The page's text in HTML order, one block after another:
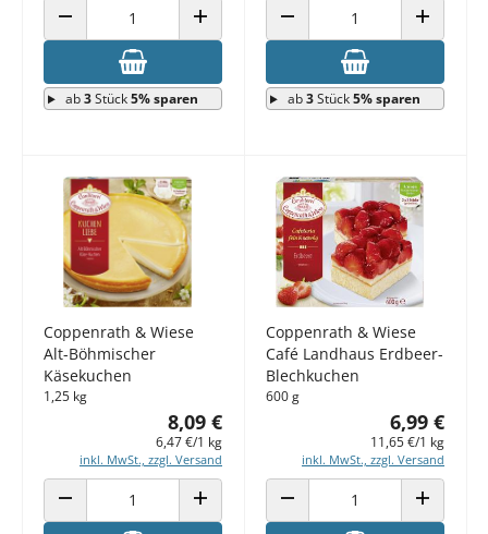
ANZAHL VERRINGERN ANZAHL ERHÖHEN
ab3Stück5% sparen
ANZAHL VERRINGERN ANZAHL
ab3Stück5% sparen
Coppenrath & Wiese
Alt-Böhmischer
Käsekuchen
1,25 kg
8,09 €
6,47 €/1 kg
inkl. MwSt., zzgl. Versand
ANZAHL VERRINGERN ANZAHL ERHÖHEN
Coppenrath & Wiese
Café Landhaus Erdbeer-
Blechkuchen
600 g
6,99 €
11,65 €/1 kg
inkl. MwSt., zzgl. Versand
ANZAHL VERRINGERN ANZAHL